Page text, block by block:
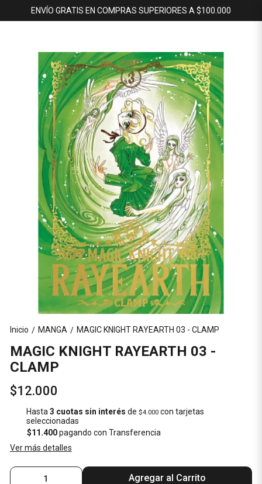
ENVÍO GRATIS EN COMPRAS SUPERIORES A $100.000
Inicio / MANGA / MAGIC KNIGHT RAYEARTH 03 - CLAMP
MAGIC KNIGHT RAYEARTH 03 -
CLAMP
$12.000
Hasta3 cuotas sin interés de$4.000 con tarjetas
seleccionadas
$11.400pagando con Transferencia
Ver más detalles
Agregar al Carrito